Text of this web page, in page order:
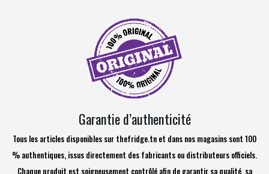
Garantie d’authenticité
Tous les articles disponibles sur thefridge.tn et dans nos magasins sont 100
% authentiques, issus directement des fabricants ou distributeurs officiels.
Chaque produit est soigneusement contrôlé afin de garantir sa qualité, sa